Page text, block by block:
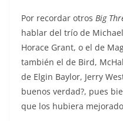
Por recordar otros Big
hablar del trío de
Horace Grant, o el de
también el de Bird,
de Elgin Baylor, Jerry
buenos verdad?, pues
que los hubiera